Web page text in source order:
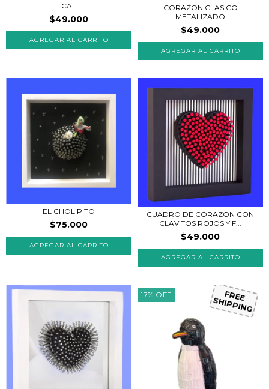
CAT
$49.000
AGREGAR AL CARRITO
CORAZON CLASICO
METALIZADO
$49.000
AGREGAR AL CARRITO
EL CHOLIPITO
$75.000
CUADRO DE CORAZON CON
CLAVITOS ROJOS Y F...
$49.000
AGREGAR AL CARRITO
17% OFF FREE
SHIPPING